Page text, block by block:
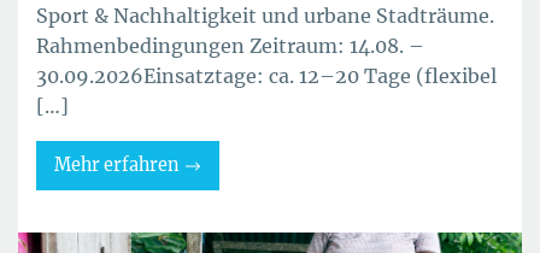
Sport & Nachhaltigkeit und urbane Stadträume.
Rahmenbedingungen Zeitraum: 14.08. –
30.09.2026Einsatztage: ca. 12–20 Tage (flexibel
[…]
Mehr erfahren